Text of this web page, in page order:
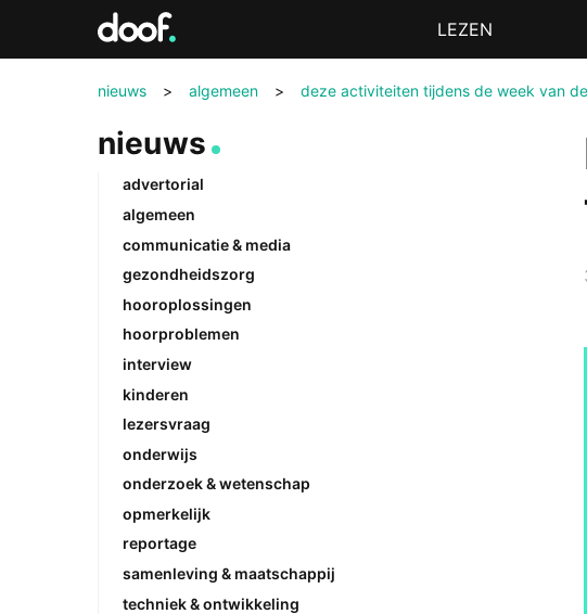
MenuLEZEN
nieuws > algemeen > deze activiteiten tijdens de week van
nieuws
advertorial
algemeen
communicatie & media
gezondheidszorg
hooroplossingen
hoorproblemen
interview
kinderen
lezersvraag
onderwijs
onderzoek & wetenschap
opmerkelijk
reportage
samenleving & maatschappij
techniek & ontwikkeling
Doof.nl